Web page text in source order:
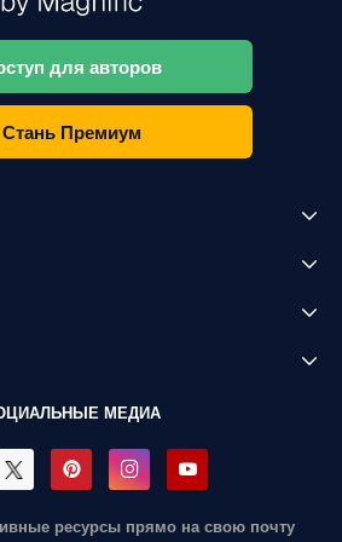
для авторов
Стань Премиум
МЕДИА
ресурсы прямо на свою почту